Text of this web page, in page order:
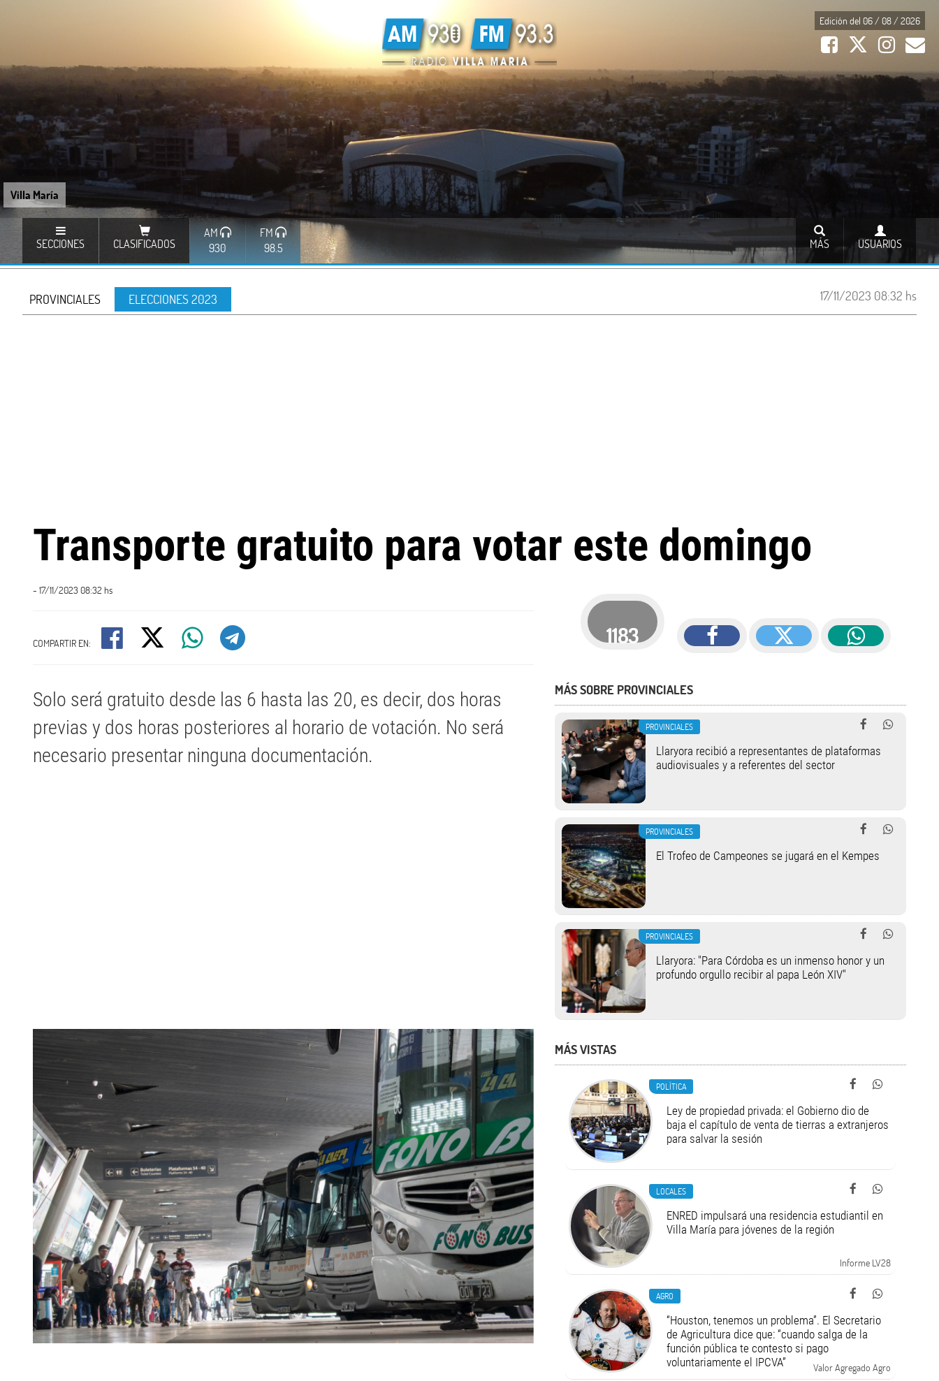
Villa María
Edición del 06 / 08 / 2026
SECCIONES CLASIFICADOS
AM
930
FM
98.5
USUARIOS
MÁS
17/11/2023 08:32 hs
PROVINCIALES ELECCIONES 2023
Transporte gratuito para votar este domingo
- 17/11/2023 08:32 hs
COMPARTIR EN:
Solo será gratuito desde las 6 hasta las 20, es decir, dos horas
previas y dos horas posteriores al horario de votación. No será
necesario presentar ninguna documentación.
1183
MÁS SOBRE PROVINCIALES
PROVINCIALES
Llaryora recibió a representantes de plataformas
audiovisuales y a referentes del sector
PROVINCIALES
El Trofeo de Campeones se jugará en el Kempes
PROVINCIALES
Llaryora: "Para Córdoba es un inmenso honor y un
profundo orgullo recibir al papa León XIV"
MÁS VISTAS
POLÍTICA
Ley de propiedad privada: el Gobierno dio de
baja el capítulo de venta de tierras a extranjeros
para salvar la sesión
LOCALES
ENRED impulsará una residencia estudiantil en
Villa María para jóvenes de la región
Informe LV28
AGRO
“Houston, tenemos un problema”. El Secretario
de Agricultura dice que: “cuando salga de la
función pública te contesto si pago
voluntariamente el IPCVA”
Valor Agregado Agro